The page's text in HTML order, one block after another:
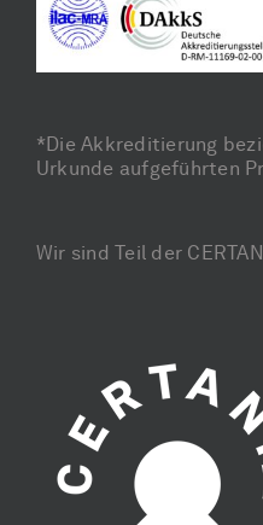
*Die Akkreditierung
Urkunde aufgeführten
Wir sind Teil der